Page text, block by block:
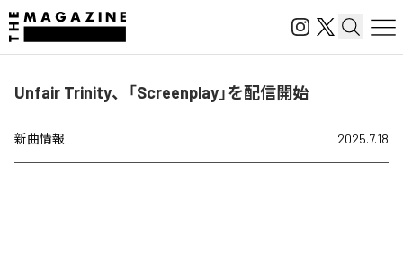
Unfair Trinity、「Screenplay」を配信開始
新曲情報 2025.7.18